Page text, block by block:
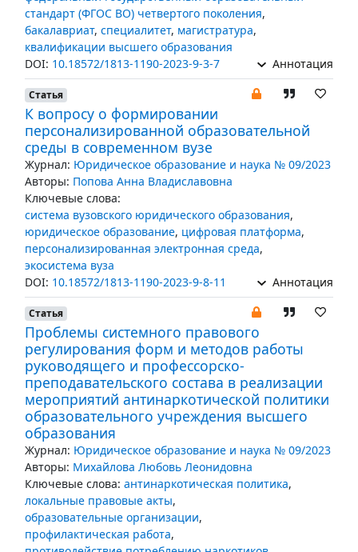
стандарт (ФГОС ВО) четвертого поколения,
бакалавриат, специалитет, магистратура,
квалификации высшего образования
DOI: 10.18572/1813-1190-2023-9-3-7 Аннотация
Статья
К вопросу о формировании
персонализированной образовательной
среды в современном вузе
Журнал: Юридическое образование и наука № 09/2023
Авторы: Попова Анна Владиславовна
Ключевые слова:
система вузовского юридического образования,
юридическое образование, цифровая платформа,
персонализированная электронная среда,
экосистема вуза
DOI: 10.18572/1813-1190-2023-9-8-11 Аннотация
Статья
Проблемы системного правового
регулирования форм и методов работы
руководящего и профессорско-
преподавательского состава в реализации
мероприятий антинаркотической политики
образовательного учреждения высшего
образования
Журнал: Юридическое образование и наука № 09/2023
Авторы: Михайлова Любовь Леонидовна
Ключевые слова: антинаркотическая политика,
локальные правовые акты,
образовательные организации,
профилактическая работа,